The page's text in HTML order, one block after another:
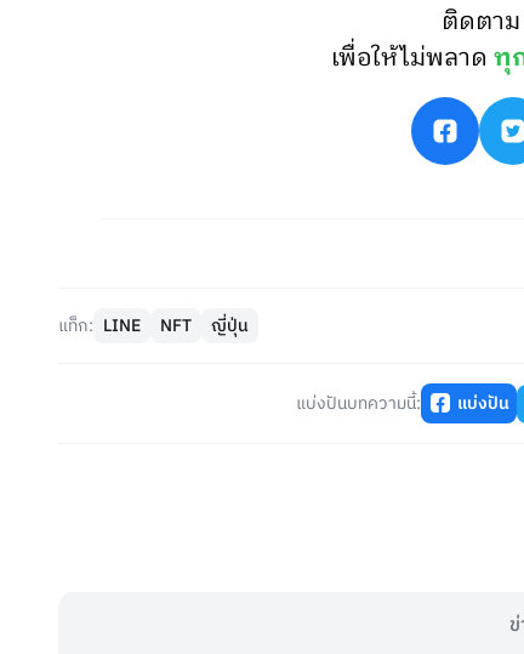
ติดตาม
เพื่อให้ไม่พลาดทุ
แท็ก: LINE NFT ญี่ปุ่น
แบ่งปันบทความนี้: แบ่งปัน